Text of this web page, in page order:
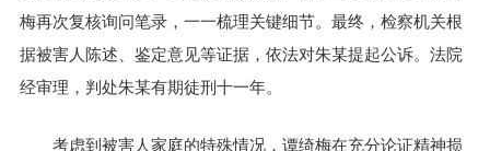
梅再次复核询问笔录，一一梳理关键细节。最终，检察机关根
据被害人陈述、鉴定意见等证据，依法对朱某提起公诉。法院
经审理，判处朱某有期徒刑十一年。
考虑到被害人家庭的特殊情况，谭绮梅在充分论证精神损